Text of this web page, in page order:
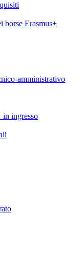
borse Erasmus+
amministrativo
ingresso